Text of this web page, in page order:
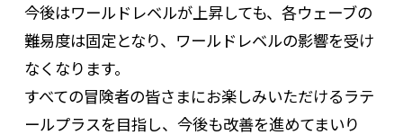
今後はワールドレベルが上昇しても、各ウェーブの
難易度は固定となり、ワールドレベルの影響を受け
なくなります。
すべての冒険者の皆さまにお楽しみいただけるラテ
ールプラスを目指し、今後も改善を進めてまいり